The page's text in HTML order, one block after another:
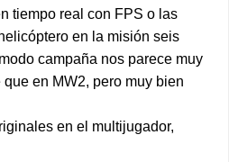
tiempo real con FPS o las
en la misión seis
campaña nos parece muy
en MW2, pero muy bien
en el multijugador,